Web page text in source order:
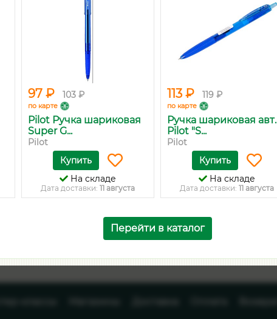
97 ₽ 103 ₽
по карте
Pilot Ручка шариковая
Super G...
Pilot
Купить
На складе
Дата доставки: 11 августа
113 ₽ 119 ₽
по карте
Ручка шариковая авт.
Pilot "S...
Pilot
Купить
На складе
Дата доставки: 11 августа
Перейти в каталог